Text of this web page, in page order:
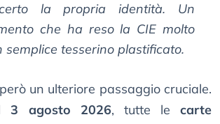
la propria identità. Un
che ha reso la CIE molto
semplice tesserino plastificato.
un ulteriore passaggio cruciale.
3 agosto 2026, tutte le carte